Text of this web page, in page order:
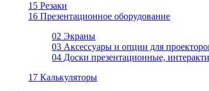
15 Резаки
16 Презентационное оборудование
02 Экраны
03 Аксессуары и опции для
04 Доски презентационные,
17 Калькуляторы